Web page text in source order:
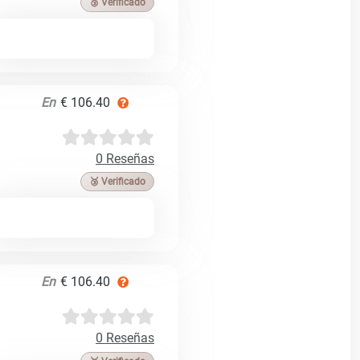
En € 106.40
0 Reseñas
🥉 Verificado
En € 106.40
0 Reseñas